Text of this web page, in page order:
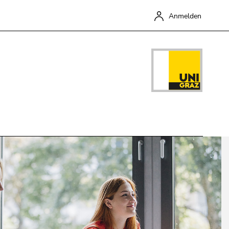
Anmelden